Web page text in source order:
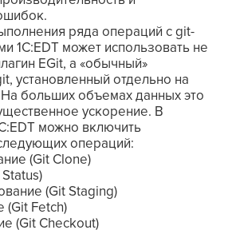
ряда операций с git-
1C:EDT может использовать не
EGit, а «обычный»
установленный отдельно на
больших объемах данных это
ускорение. В
можно включить
операций:
(Git Clone)
Status)
(Git Staging)
(Git Fetch)
(Git Checkout)